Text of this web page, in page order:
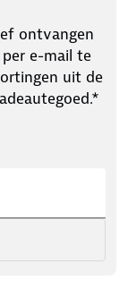
ontvangen
e-mail te
uit de